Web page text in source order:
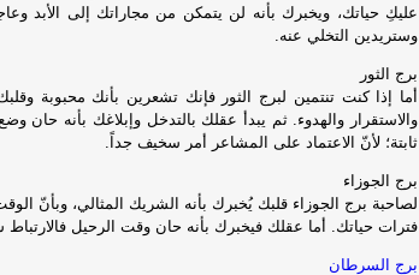
عليكِ حياتك، ويخبرك بأنه لن يتمكن من مجاراتك إلى الأبد
وستريدين التخلي عنه.
برج الثور
أما إذا كنت تنتمين لبرج الثور فإنك تشعرين بأنك محبوبة
والاستقرار والهدوء. ثم يبدأ عقلك بالتدخل وإبلاغك بأنه حان
ثابتة؛ لأنّ الاعتماد على المشاعر أمر سخيف جداً.
برج الجوزاء
لصاحبة برج الجوزاء قلبك يُخبرك بأنه الشريك المثالي، وبأنّ
فترات حياتك. أما عقلك فيخبرك بأنه حان وقت الرحيل
برج السرطان